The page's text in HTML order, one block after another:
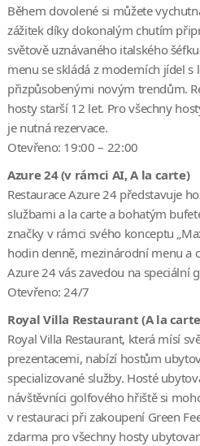
Během dovolené si můžete
zážitek díky dokonalým chutím
světově uznávaného italského
menu se skládá z moderních jídel
přizpůsobenými novým trendům.
hosty starší 12 let. Pro všechny
je nutná rezervace.
Otevřeno: 19:00 – 22:00
Azure 24 (v rámci AI, A la carte)
Restaurace Azure 24 představuje
službami a la carte a bohatým
značky v rámci svého konceptu
hodin denně, mezinárodní menu a
Azure 24 vás zavedou na speciální
Otevřeno: 24/7
Royal Villa Restaurant (A la
Royal Villa Restaurant, která mísí
prezentacemi, nabízí hostům
specializované služby. Hosté
návštěvníci golfového hřiště si
v restauraci při zakoupení Green
zdarma pro všechny hosty